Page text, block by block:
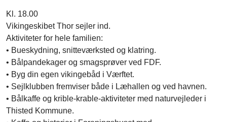
Kl. 18.00
Vikingeskibet Thor sejler ind.
Aktiviteter for hele familien:
• Bueskydning, snitteværksted og klatring.
• Bålpandekager og smagsprøver ved FDF.
• Byg din egen vikingebåd i Værftet.
• Sejlklubben fremviser både i Læhallen og ved havnen.
• Bålkaffe og krible-krable-aktiviteter med naturvejleder i
Thisted Kommune.